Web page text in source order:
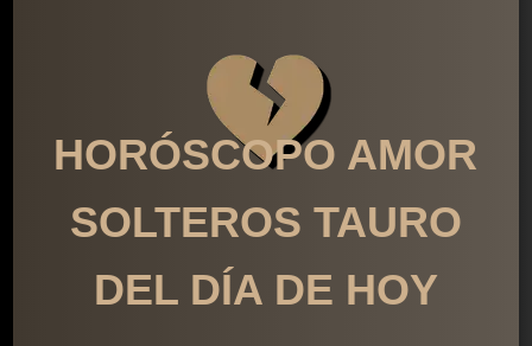
HORÓSCOPO AMOR
SOLTEROS TAURO
DEL DÍA DE HOY